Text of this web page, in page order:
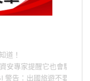
道！
安專家提醒它也會駭人成
警告：出國旅遊不要做的